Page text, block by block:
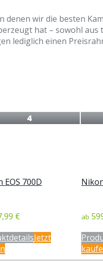
denen wir die besten
hat – sowohl
lediglich einen
4
EOS 700D
€ ab
Jetzt